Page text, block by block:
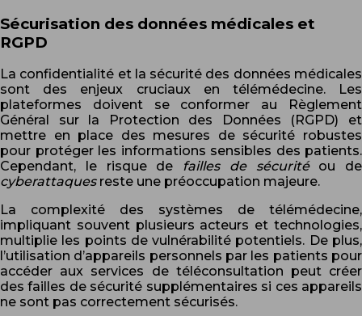
Sécurisation des données médicales et
RGPD
La confidentialité et la sécurité des données médicales
sont des enjeux cruciaux en télémédecine. Les
plateformes doivent se conformer au Règlement
Général sur la Protection des Données (RGPD) et
mettre en place des mesures de sécurité robustes
pour protéger les informations sensibles des patients.
Cependant, le risque de failles de sécurité ou de
cyberattaques reste une préoccupation majeure.
La complexité des systèmes de télémédecine,
impliquant souvent plusieurs acteurs et technologies,
multiplie les points de vulnérabilité potentiels. De plus,
l’utilisation d’appareils personnels par les patients pour
accéder aux services de téléconsultation peut créer
des failles de sécurité supplémentaires si ces appareils
ne sont pas correctement sécurisés.